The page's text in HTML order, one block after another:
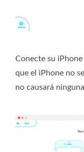
Conecte su
que el iPhone no
no causará